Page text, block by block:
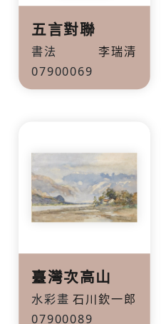
五言對聯
書法 李瑞清
07900069
臺灣次高山
水彩畫 石川欽一郎
07900089